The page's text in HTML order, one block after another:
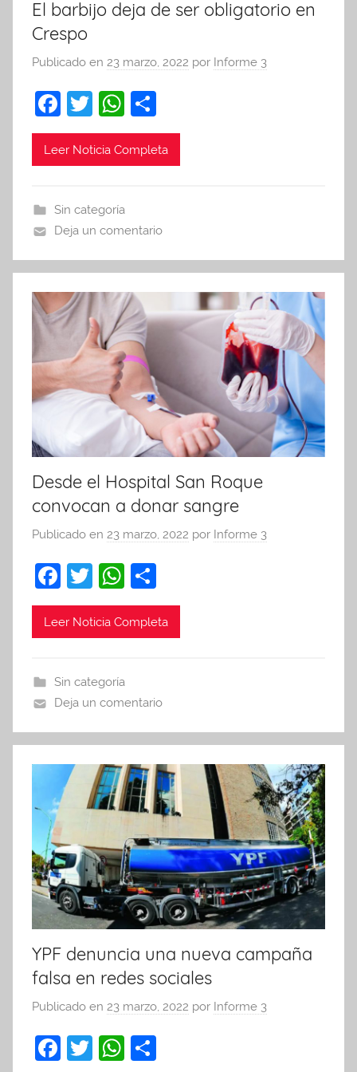
El barbijo deja de ser obligatorio en
Crespo
Publicado en 23 marzo, 2022 por Informe 3
F
a
c
b
o
o
k
T
w
itt
W
h
at
A
p
p
o
m
tir
Leer Noticia Completa
Sin categoría
Deja un comentario
Desde el Hospital San Roque
convocan a donar sangre
Publicado en 23 marzo, 2022 por Informe 3
F
a
c
b
o
o
k
T
w
itt
W
h
at
A
p
p
o
m
tir
Leer Noticia Completa
Sin categoría
Deja un comentario
YPF denuncia una nueva campaña
falsa en redes sociales
Publicado en 23 marzo, 2022 por Informe 3
F
T
W